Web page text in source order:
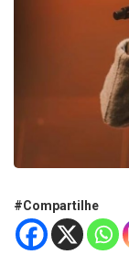
#Compartilhe